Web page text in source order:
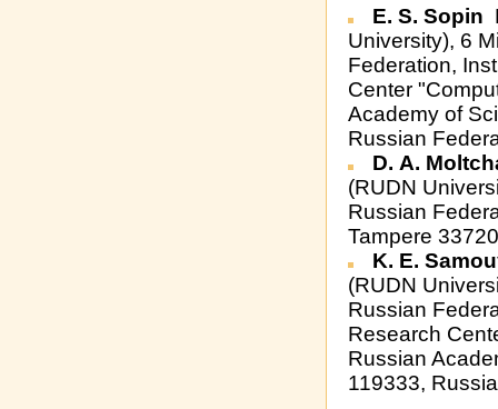
E. S. Sopin
University), 6
Federation,
Center
Academy of
Russian
D. А.
(RUDN
Russian
Tampere
K. E.
(RUDN
Russian
Research
Russian
119333,